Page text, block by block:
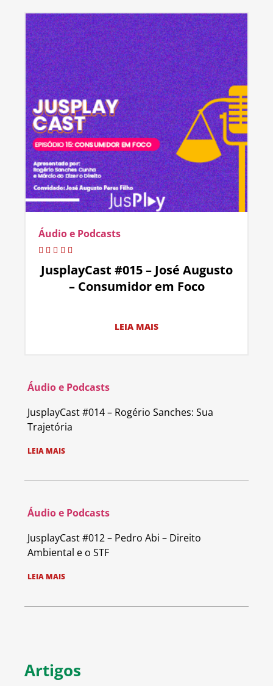
Áudio e Podcasts
JusplayCast #015 – José Augusto
– Consumidor em Foco
LEIA MAIS
Áudio e Podcasts
JusplayCast #014 – Rogério Sanches: Sua
Trajetória
LEIA MAIS
Áudio e Podcasts
JusplayCast #012 – Pedro Abi – Direito
Ambiental e o STF
LEIA MAIS
Artigos